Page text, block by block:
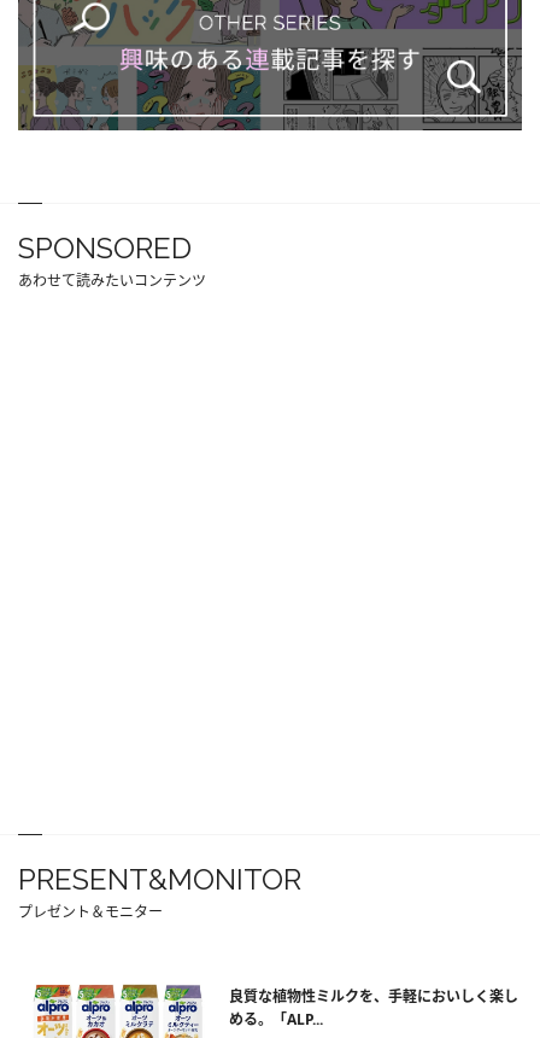
SPONSORED
あわせて読みたいコンテンツ
PRESENT&MONITOR
プレゼント＆モニター
良質な植物性ミルクを、手軽においしく楽し
める。「ALP...